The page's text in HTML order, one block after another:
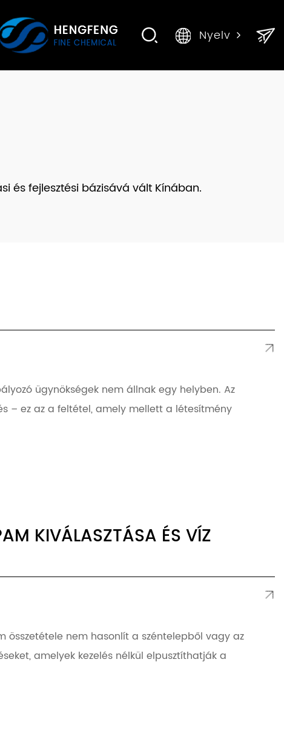
Nyelv
és fejlesztési bázisává vált Kínában.
ügynökségek nem állnak egy helyben. Az
– ez az a feltétel, amely mellett a létesítmény
KIVÁLASZTÁSA ÉS VÍZ
összetétele nem hasonlít a széntelepből vagy az
amelyek kezelés nélkül elpusztíthatják a